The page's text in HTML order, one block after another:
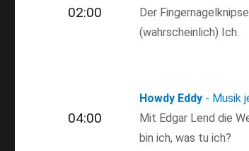
02:00
Der
(wahrscheinlich) Ich.
04:00
Howdy Eddy - Musik
Mit Edgar Lend die
bin ich, was tu ich?